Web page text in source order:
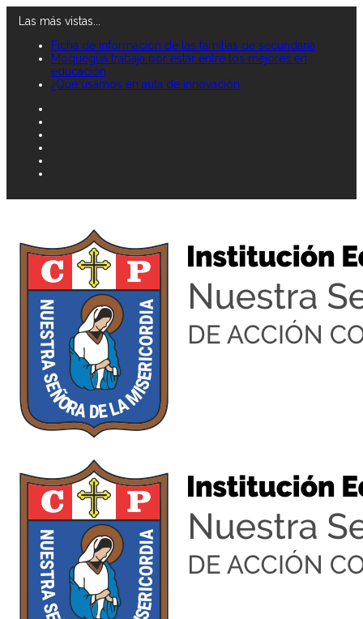
Las más vistas...
Ficha de información de las familias de secundaria
Moquegua trabaja por estar entre los mejores en
educación
¿Qué usamos en aula de innovación